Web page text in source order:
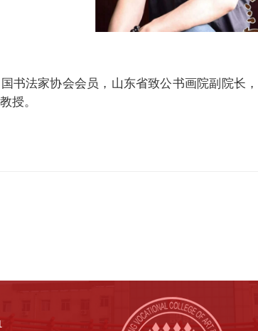
书法家协会会员，山东省致公书画院副院长
授。